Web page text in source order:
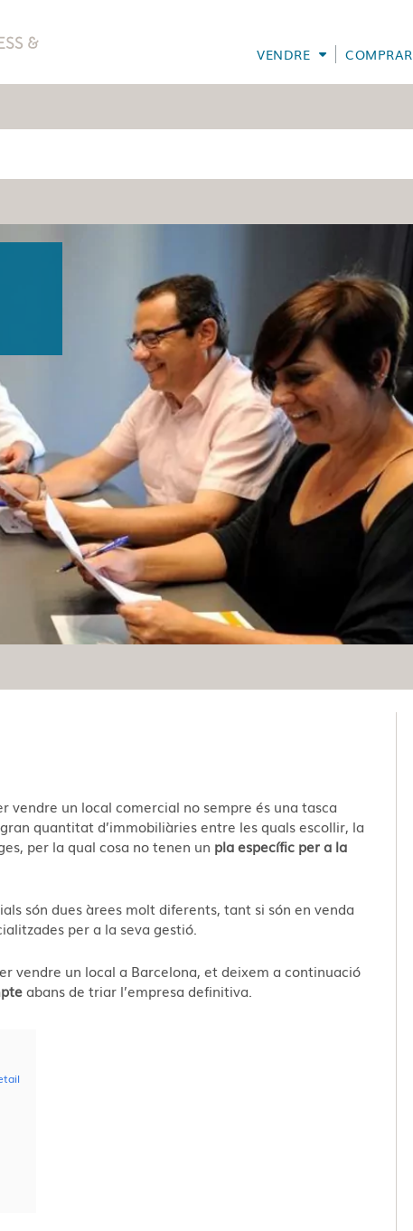
VENDRE COMPRAR
vendre un local comercial no sempre és una tasca
quantitat d’immobiliàries entre les quals escollir, la
per la qual cosa no tenen un pla específic per a la
són dues àrees molt diferents, tant si són en venda
per a la seva gestió.
vendre un local a Barcelona, et deixem a continuació
abans de triar l’empresa definitiva.